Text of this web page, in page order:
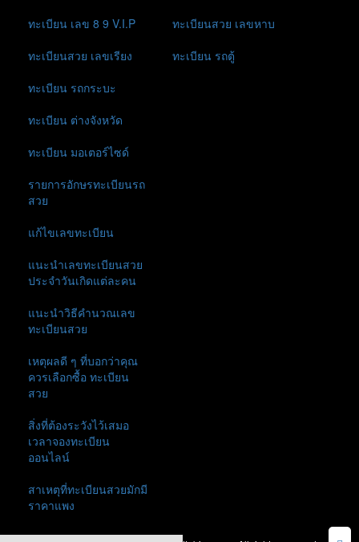
ทะเบียน เลข 8 9 V.I.P
ทะเบียนสวย เลขเรียง
ทะเบียนสวย เลขหาบ
ทะเบียน รถตู้
ทะเบียน รถกระบะ
ทะเบียน ต่างจังหวัด
ทะเบียน มอเตอร์ไซด์
รายการอักษรทะเบียนรถ
สวย
แก้ไขเลขทะเบียน
แนะนำเลขทะเบียนสวย
ประจำวันเกิดแต่ละคน
แนะนำวิธีคำนวณเลข
ทะเบียนสวย
เหตุผลดี ๆ ที่บอกว่าคุณ
ควรเลือกซื้อ ทะเบียน
สวย
สิ่งที่ต้องระวังไว้เสมอ
เวลาจองทะเบียน
ออนไลน์
สาเหตุที่ทะเบียนสวยมักมี
ราคาแพง